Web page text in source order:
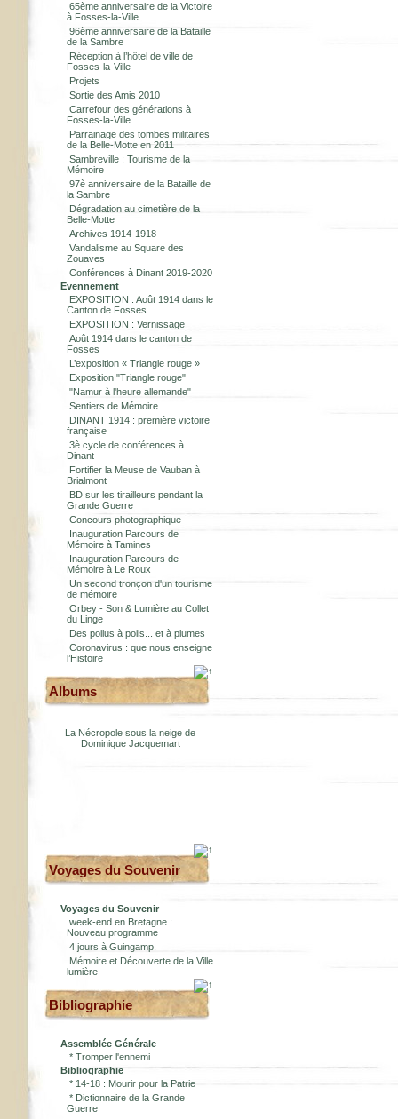
65ème anniversaire de la Victoire
à Fosses-la-Ville
96ème anniversaire de la Bataille
de la Sambre
Réception à l’hôtel de ville de
Fosses-la-Ville
Projets
Sortie des Amis 2010
Carrefour des générations à
Fosses-la-Ville
Parrainage des tombes militaires
de la Belle-Motte en 2011
Sambreville : Tourisme de la
Mémoire
97è anniversaire de la Bataille de
la Sambre
Dégradation au cimetière de la
Belle-Motte
Archives 1914-1918
Vandalisme au Square des
Zouaves
Conférences à Dinant 2019-2020
Evennement
EXPOSITION : Août 1914 dans le
Canton de Fosses
EXPOSITION : Vernissage
Août 1914 dans le canton de
Fosses
L’exposition « Triangle rouge »
Exposition "Triangle rouge"
"Namur à l'heure allemande"
Sentiers de Mémoire
DINANT 1914 : première victoire
française
3è cycle de conférences à
Dinant
Fortifier la Meuse de Vauban à
Brialmont
BD sur les tirailleurs pendant la
Grande Guerre
Concours photographique
Inauguration Parcours de
Mémoire à Tamines
Inauguration Parcours de
Mémoire à Le Roux
Un second tronçon d'un tourisme
de mémoire
Orbey - Son & Lumière au Collet
du Linge
Des poilus à poils... et à plumes
Coronavirus : que nous enseigne
l’Histoire
Albums
La Nécropole sous la neige de
Dominique Jacquemart
Voyages du Souvenir
Voyages du Souvenir
week-end en Bretagne :
Nouveau programme
4 jours à Guingamp.
Mémoire et Découverte de la Ville
lumière
Bibliographie
Assemblée Générale
* Tromper l'ennemi
Bibliographie
* 14-18 : Mourir pour la Patrie
* Dictionnaire de la Grande
Guerre